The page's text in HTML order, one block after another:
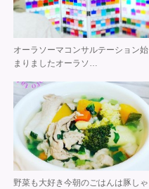
オーラソーマコンサルテーション 始
まりました オーラソ…
野菜も大好き 今朝のごはんは 豚しゃ